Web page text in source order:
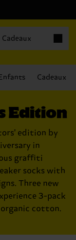
Cadeaux
Enfants Cadeaux
Edition
edition by
in
graffiti
socks with
Three new
3-pack
organic cotton.